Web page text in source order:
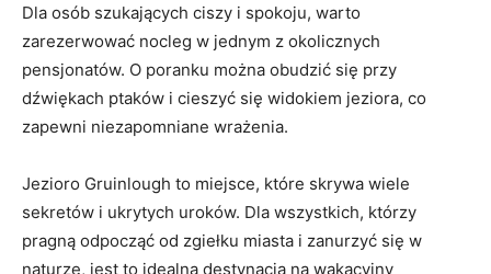
Dla osób szukających ciszy i spokoju,⁣ warto
zarezerwować nocleg ⁢w jednym z okolicznych
⁢pensjonatów. O poranku można obudzić⁤ się przy
dźwiękach ptaków i cieszyć się widokiem jeziora, co‌
zapewni niezapomniane ⁢wrażenia.
Jezioro Gruinlough to miejsce, które‌ skrywa wiele
sekretów i ukrytych uroków. Dla⁢ wszystkich, którzy
pragną odpocząć od zgiełku miasta i zanurzyć się w
naturze, jest to idealna destynacja ⁤na ‌wakacyjny